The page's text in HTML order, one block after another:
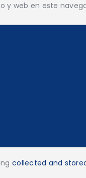
y web en este
collected and